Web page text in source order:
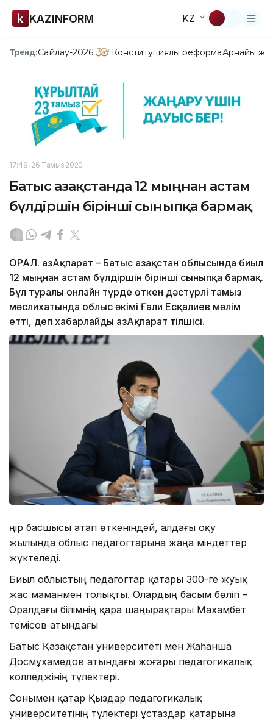
KAZINFORM KZ
Тренд:Сайлау-2026 Конституциялық реформаАрнайы
17:48, 26 Тамыз 2020
Батыс Қазақстанда 12 мыңнан астам
бүлдіршін бірінші сыныпқа бармақ
ОРАЛ. ҚазАқпарат – Батыс Қазақстан облысында биыл
12 мыңнан астам бүлдіршін бірінші сыныпқа бармақ.
Бұл туралы онлайн түрде өткен дәстүрлі тамыз
мәслихатында облыс әкімі Ғали Есқалиев мәлім
етті, деп хабарлайды ҚазАқпарат тілшісі.
Өңір басшысы атап өткеніндей, алдағы оқу
жылында облыс педагогтарына жаңа міндеттер
жүктеледі.
Биыл облыстың педагогтар қатары 300-ге жуық
жас маманмен толықты. Олардың басым бөлігі –
Оралдағы білімнің қара шаңырақтары Махамбет
Өтемісов атындағы
Батыс Қазақстан университеті мен Жаһанша
Досмұхамедов атындағы жоғары педагогикалық
колледжінің түлектері.
Сонымен қатар Қыздар педагогикалық
университетінің түлектері ұстаздар қатарына